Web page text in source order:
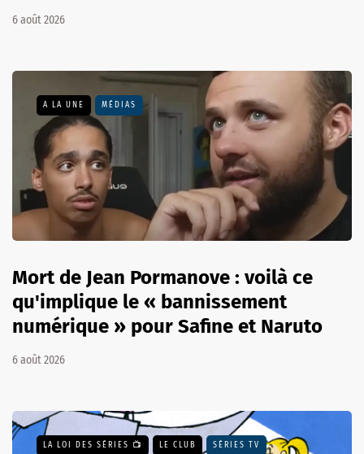
6 août 2026
A LA UNE MÉDIAS
Mort de Jean Pormanove : voilà ce
qu'implique le « bannissement
numérique » pour Safine et Naruto
6 août 2026
LA LOI DES SÉRIES 📺 LE CLUB SÉRIES TV